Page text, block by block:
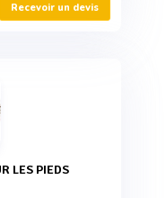
Recevoir un devis
LES PIEDS